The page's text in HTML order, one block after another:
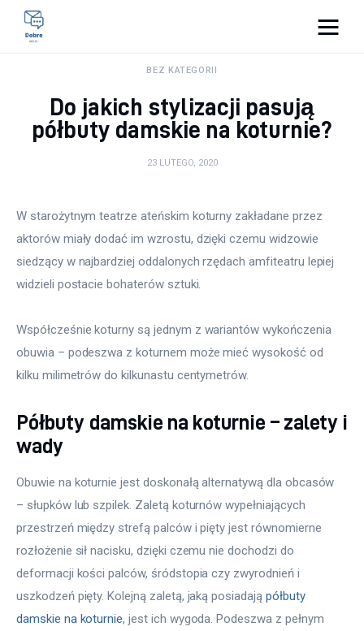
Lifestyle
Uroda
Więcej
BEZ KATEGORII
Do jakich stylizacji pasują
półbuty damskie na koturnie?
23 LUTEGO, 2020
W starożytnym teatrze ateńskim koturny zakładane przez
aktorów miały dodać im wzrostu, dzięki czemu widzowie
siedzący w najbardziej oddalonych rzędach amfiteatru lepiej
widzieli postacie bohaterów sztuki.
Współcześnie koturny są jednym z wariantów wykończenia
obuwia – podeszwa z koturnem może mieć wysokość od
kilku milimetrów do kilkunastu centymetrów.
Półbuty damskie na koturnie – zalety i
wady
Obuwie na koturnie jest doskonałą alternatywą dla obcasów
– słupków lub szpilek. Zaletą koturnów wypełniających
przestrzeń między strefą palców i pięty jest równomierne
rozłożenie sił nacisku, dzięki czemu nie dochodzi do
deformacji kości palców, śródstopia czy zwyrodnień i
uszkodzeń pięty. Kolejną zaletą, jaką posiadają półbuty
damskie na koturnie, jest ich wygoda. Podeszwa z pełnym